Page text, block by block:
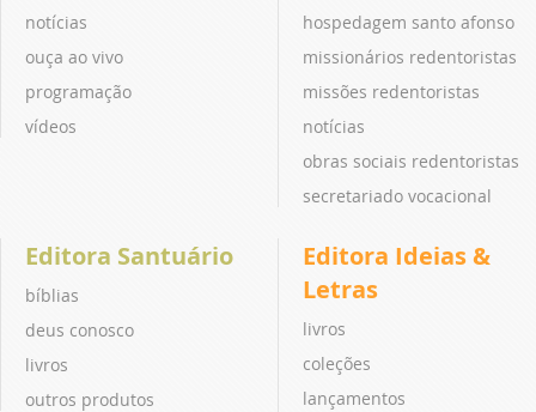
notícias
ouça ao vivo
programação
vídeos
hospedagem santo afonso
missionários redentoristas
missões redentoristas
notícias
obras sociais redentoristas
secretariado vocacional
Editora Santuário
bíblias
deus conosco
livros
outros produtos
Editora Ideias &
Letras
livros
coleções
lançamentos